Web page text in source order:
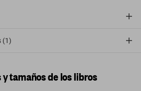
(1)
tamaños de los libros